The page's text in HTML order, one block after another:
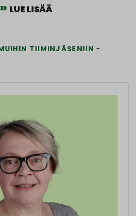
LUE LISÄÄ
TIIMINJÄSENIIN